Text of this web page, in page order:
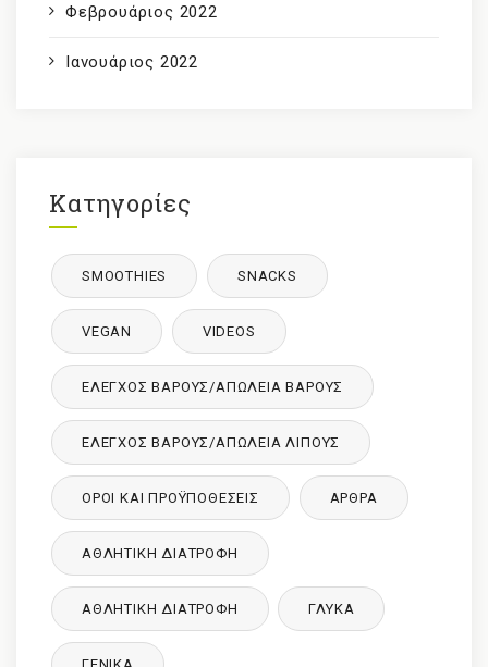
Φεβρουάριος 2022
Ιανουάριος 2022
Κατηγορίες
SMOOTHIES SNACKS
VEGAN VIDEOS
ΈΛΕΓΧΟΣ ΒΆΡΟΥΣ/ΑΠΏΛΕΙΑ ΒΆΡΟΥΣ
ΈΛΕΓΧΟΣ ΒΆΡΟΥΣ/ΑΠΏΛΕΙΑ ΛΊΠΟΥΣ
ΌΡΟΙ ΚΑΙ ΠΡΟΫΠΟΘΈΣΕΙΣ ΑΡΘΡΑ
ΑΘΛΗΤΙΚΉ ΔΙΑΤΡΟΦΉ
ΑΘΛΗΤΙΚΉ ΔΙΑΤΡΟΦΉ ΓΛΥΚΑ